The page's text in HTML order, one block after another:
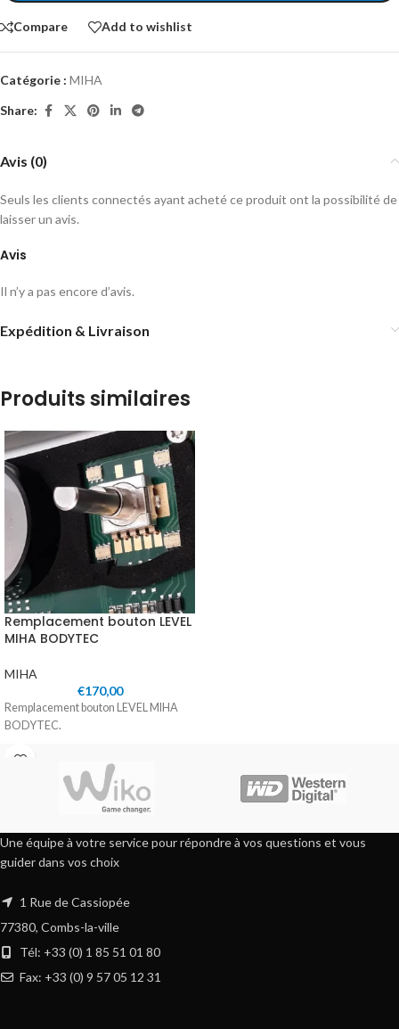
Compare Add to wishlist
Catégorie : MIHA
Share:
Avis (0)
Avis
Il n’y a pas encore d’avis.
Seuls les clients connectés ayant acheté ce produit ont la possibilité de
laisser un avis.
Expédition & Livraison
Produits similaires
Remplacement bouton LEVEL
MIHA BODYTEC
MIHA
€170,00
Remplacement bouton LEVEL MIHA
BODYTEC.
Une équipe à votre service pour répondre à vos questions et vous
guider dans vos choix
1 Rue de Cassiopée
77380, Combs-la-ville
Tél: +33 (0) 1 85 51 01 80
Fax: +33 (0) 9 57 05 12 31